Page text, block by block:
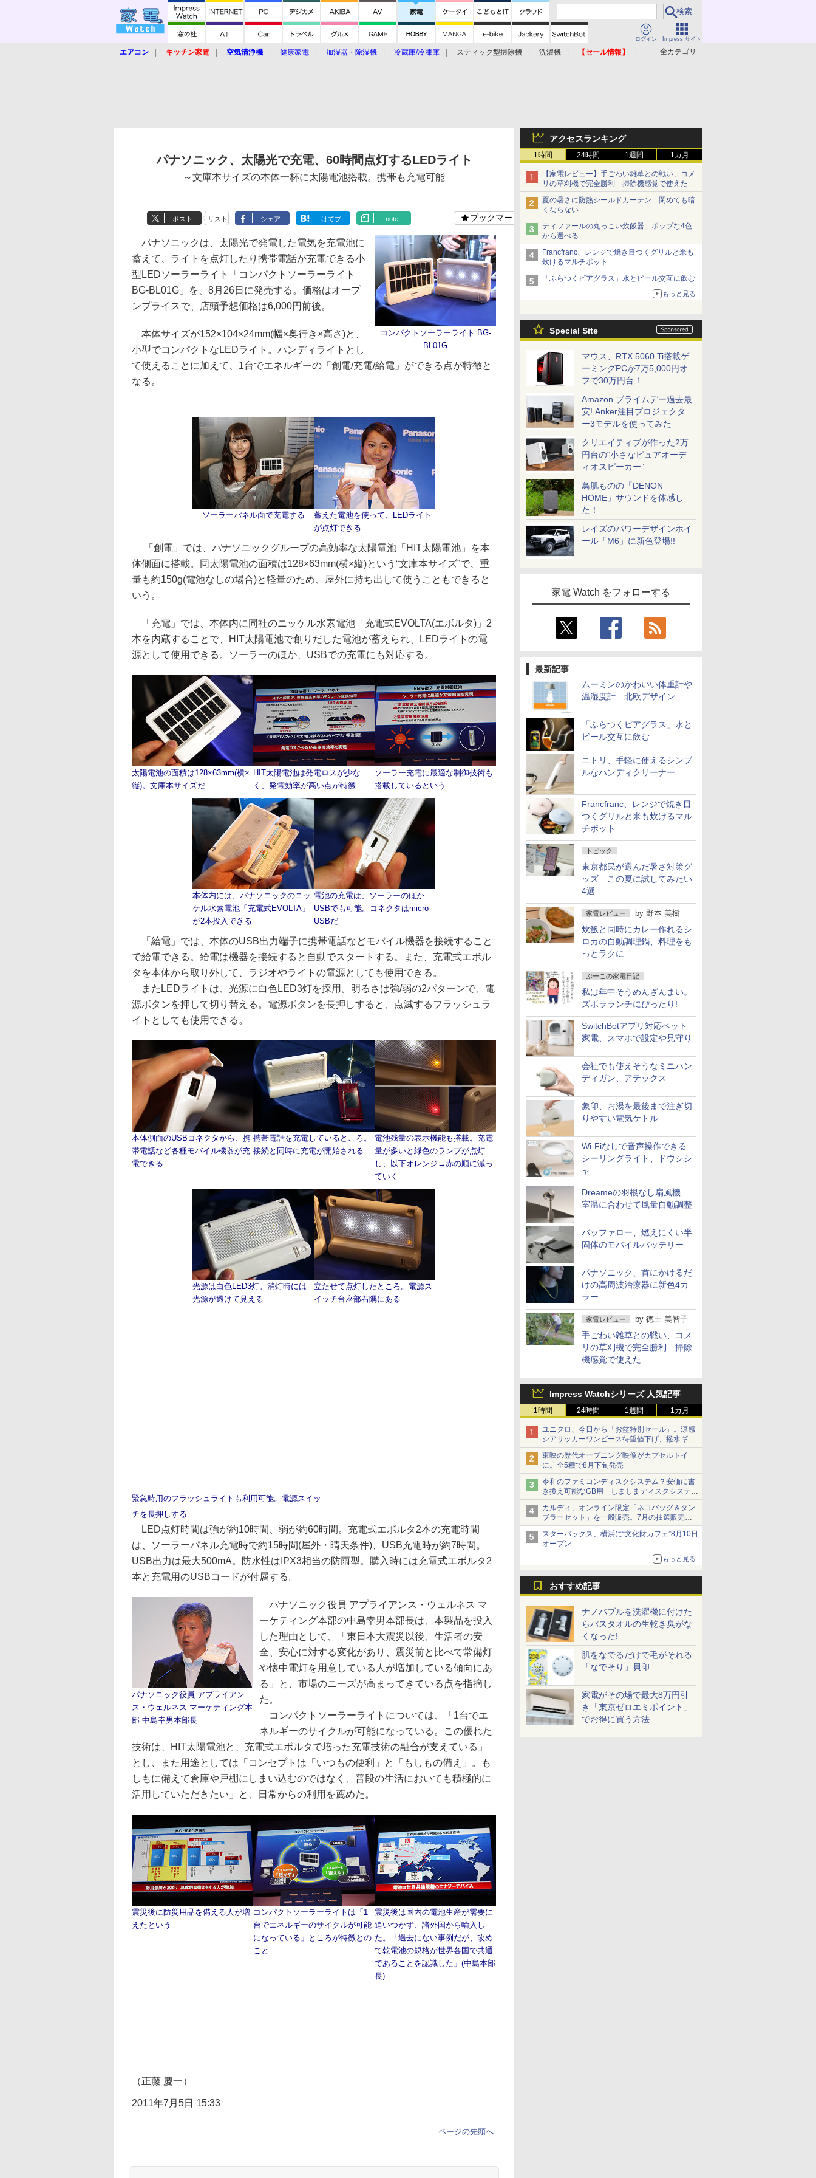
ログイン Impress サイト
全カテゴリ
エアコン キッチン家電 空気清浄機 健康家電 加湿器・除湿機 冷蔵庫/冷凍庫 スティック型掃除機 洗濯機
【セール情報】
アクセスランキング
1時間 24時間 1週間 1カ月
【家電レビュー】手ごわい雑草との戦い、コメ
リの草刈機で完全勝利 掃除機感覚で使えた
夏の暑さに防熱シールドカーテン 閉めても暗
くならない
ティファールの丸っこい炊飯器 ポップな4色
から選べる
Francfranc、レンジで焼き目つくグリルと米も
炊けるマルチポット
「ふらつくビアグラス」水とビール交互に飲む
もっと見る
Special Site
マウス、RTX 5060 Ti搭載ゲ
ーミングPCが7万5,000円オ
フで30万円台！
Amazon プライムデー過去最
安! Anker注目プロジェクタ
ー3モデルを使ってみた
クリエイティブが作った2万
円台の“小さなピュアオーデ
ィオスピーカー”
鳥肌ものの「DENON
HOME」サウンドを体感し
た！
レイズのパワーデザインホイ
ール「M6」に新色登場!!
家電 Watch をフォローする
最新記事
ムーミンのかわいい体重計や
温湿度計 北欧デザイン
「ふらつくビアグラス」水と
ビール交互に飲む
ニトリ、手軽に使えるシンプ
ルなハンディクリーナー
Francfranc、レンジで焼き目
つくグリルと米も炊けるマル
チポット
トピック
東京都民が選んだ暑さ対策グ
ッズ この夏に試してみたい
4選
家電レビュー by 野本 美樹
炊飯と同時にカレー作れるシ
ロカの自動調理鍋、料理をも
っとラクに
ぷーこの家電日記
私は年中そうめんざんまい。
ズボラランチにぴったり!
SwitchBotアプリ対応ペット
家電、スマホで設定や見守り
会社でも使えそうなミニハン
ディガン、アテックス
象印、お湯を最後まで注ぎ切
りやすい電気ケトル
Wi-Fiなしで音声操作できる
シーリングライト、ドウシシ
ャ
Dreameの羽根なし扇風機
室温に合わせて風量自動調整
バッファロー、燃えにくい半
固体のモバイルバッテリー
パナソニック、首にかけるだ
けの高周波治療器に新色4カ
ラー
家電レビュー by 徳王 美智子
手ごわい雑草との戦い、コメ
リの草刈機で完全勝利 掃除
機感覚で使えた
Impress Watchシリーズ 人気記事
1時間 24時間 1週間 1カ月
ユニクロ、今日から「お盆特別セール」。涼感
シアサッカーワンピース待望値下げ、撥水ギア
ショーツは1990円に
東映の歴代オープニング映像がカプセルトイ
に。全5種で8月下旬発売
令和のファミコンディスクシステム？安価に書
き換え可能なGB用「しましまディスクシステ
ム」
カルディ、オンライン限定「ネコバッグ＆タン
ブラーセット」を一般販売。7月の抽選販売の
当選無効分
スターバックス、横浜に“文化財カフェ”8月10日
オープン
もっと見る
おすすめ記事
ナノバブルを洗濯機に付けた
らバスタオルの生乾き臭がな
くなった!
肌をなでるだけで毛がそれる
「なでそり」貝印
家電がその場で最大8万円引
き「東京ゼロエミポイント」
でお得に買う方法
パナソニック、太陽光で充電、60時間点灯するLEDライト
～文庫本サイズの本体一杯に太陽電池搭載。携帯も充電可能
ポスト リスト シェア はてブ note ブックマーク
コンパクトソーラーライト BG-
BL01G
パナソニックは、太陽光で発電した電気を充電池に
蓄えて、ライトを点灯したり携帯電話が充電できる小
型LEDソーラーライト「コンパクトソーラーライト
BG-BL01G」を、8月26日に発売する。価格はオープ
ンプライスで、店頭予想価格は6,000円前後。
本体サイズが152×104×24mm(幅×奥行き×高さ)と、
小型でコンパクトなLEDライト。ハンディライトとし
て使えることに加えて、1台でエネルギーの「創電/充電/給電」ができる点が特徴と
なる。
ソーラーパネル面で充電する
蓄えた電池を使って、LEDライト
が点灯できる
「創電」では、パナソニックグループの高効率な太陽電池「HIT太陽電池」を本
体側面に搭載。同太陽電池の面積は128×63mm(横×縦)という“文庫本サイズ”で、重
量も約150g(電池なしの場合)と軽量のため、屋外に持ち出して使うこともできると
いう。
「充電」では、本体内に同社のニッケル水素電池「充電式EVOLTA(エボルタ)」2
本を内蔵することで、HIT太陽電池で創りだした電池が蓄えられ、LEDライトの電
源として使用できる。ソーラーのほか、USBでの充電にも対応する。
太陽電池の面積は128×63mm(横×
縦)。文庫本サイズだ
HIT太陽電池は発電ロスが少な
く、発電効率が高い点が特徴
ソーラー充電に最適な制御技術も
搭載しているという
本体内には、パナソニックのニッ
ケル水素電池「充電式EVOLTA」
が2本投入できる
電池の充電は、ソーラーのほか
USBでも可能。コネクタはmicro-
USBだ
「給電」では、本体のUSB出力端子に携帯電話などモバイル機器を接続すること
で給電できる。給電は機器を接続すると自動でスタートする。また、充電式エボル
タを本体から取り外して、ラジオやライトの電源としても使用できる。
またLEDライトは、光源に白色LED3灯を採用。明るさは強/弱の2パターンで、電
源ボタンを押して切り替える。電源ボタンを長押しすると、点滅するフラッシュラ
イトとしても使用できる。
本体側面のUSBコネクタから、携
帯電話など各種モバイル機器が充
電できる
携帯電話を充電しているところ。
接続と同時に充電が開始される
電池残量の表示機能も搭載。充電
量が多いと緑色のランプが点灯
し、以下オレンジ→赤の順に減っ
ていく
光源は白色LED3灯。消灯時には
光源が透けて見える
立たせて点灯したところ。電源ス
イッチ台座部右隅にある
緊急時用のフラッシュライトも利用可能。電源スイッ
チを長押しする
LED点灯時間は強が約10時間、弱が約60時間。充電式エボルタ2本の充電時間
は、ソーラーパネル充電時で約15時間(屋外・晴天条件)、USB充電時が約7時間。
USB出力は最大500mA。防水性はIPX3相当の防雨型。購入時には充電式エボルタ2
本と充電用のUSBコードが付属する。
パナソニック役員 アプライアン
ス・ウェルネス マーケティング本
部 中島幸男本部長
パナソニック役員 アプライアンス・ウェルネス マ
ーケティング本部の中島幸男本部長は、本製品を投入
した理由として、「東日本大震災以後、生活者の安
全、安心に対する変化があり、震災前と比べて常備灯
や懐中電灯を用意している人が増加している傾向にあ
る」と、市場のニーズが高まってきている点を指摘し
た。
コンパクトソーラーライトについては、「1台でエ
ネルギーのサイクルが可能になっている。この優れた
技術は、HIT太陽電池と、充電式エボルタで培った充電技術の融合が支えている」
とし、また用途としては「コンセプトは「いつもの便利」と「もしもの備え」。も
しもに備えて倉庫や戸棚にしまい込むのではなく、普段の生活においても積極的に
活用していただきたい」と、日常からの利用を薦めた。
震災後に防災用品を備える人が増
えたという
コンパクトソーラーライトは「1
台でエネルギーのサイクルが可能
になっている」ところが特徴との
こと
震災後は国内の電池生産が需要に
追いつかず、諸外国から輸入し
た。「過去にない事例だが、改め
て乾電池の規格が世界各国で共通
であることを認識した」(中島本部
長)
（正藤 慶一）
2011年7月5日 15:33
-ページの先頭へ-